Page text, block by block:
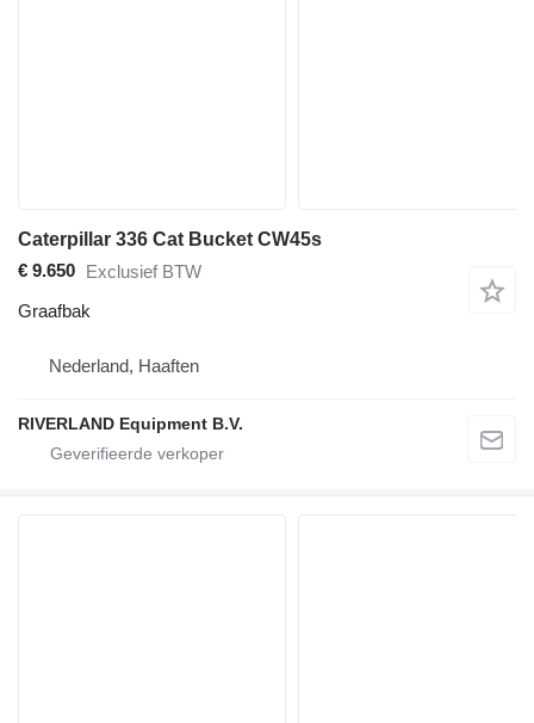
Caterpillar 336 Cat Bucket CW45s
€ 9.650 Exclusief BTW
Graafbak
Nederland, Haaften
RIVERLAND Equipment B.V.